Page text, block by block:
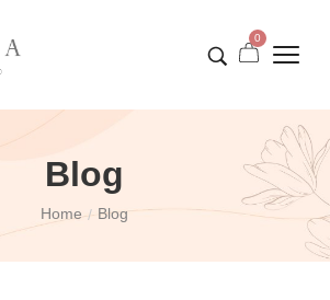
0
Blog
Home / Blog